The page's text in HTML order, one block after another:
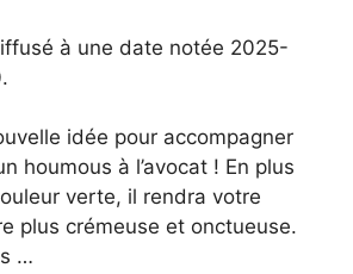
à une date notée 2025-
idée pour accompagner
houmous à l’avocat ! En plus
verte, il rendra votre
plus crémeuse et onctueuse.
…